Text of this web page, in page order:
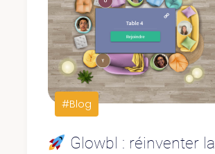
#Blog
Glowbl : réinventer la